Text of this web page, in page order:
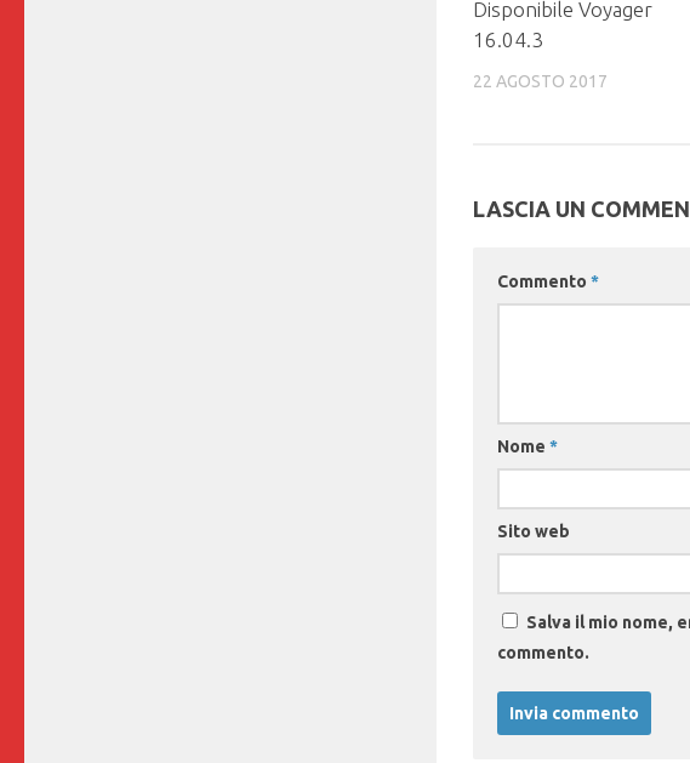
Disponibile Voyager
16.04.3
22 AGOSTO 2017
LASCIA UN
Commento *
Nome *
Sito web
Salva il mio nome,
commento.